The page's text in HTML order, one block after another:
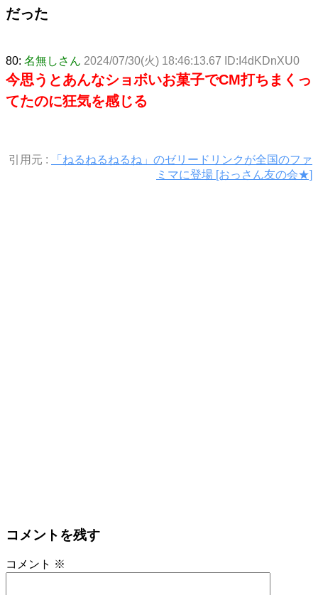
だった
80: 名無しさん 2024/07/30(火) 18:46:13.67 ID:I4dKDnXU0
今思うとあんなショボいお菓子でCM打ちまくっ
てたのに狂気を感じる
引用元 :
「ねるねるねるね」のゼリードリンクが全国のファ
ミマに登場 [おっさん友の会★]
コメントを残す
コメント ※